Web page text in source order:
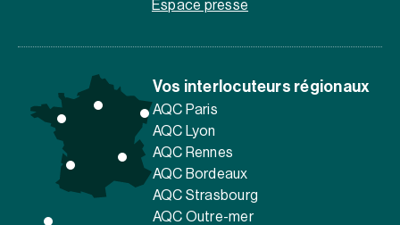
Espace presse
Vos interlocuteurs régionaux
AQC Paris
AQC Lyon
AQC Rennes
AQC Bordeaux
AQC Strasbourg
AQC Outre-mer